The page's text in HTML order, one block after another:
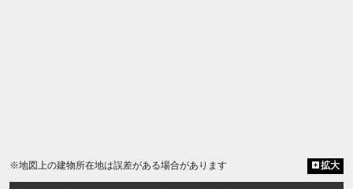
※地図上の建物所在地は誤差がある場合があります 拡大